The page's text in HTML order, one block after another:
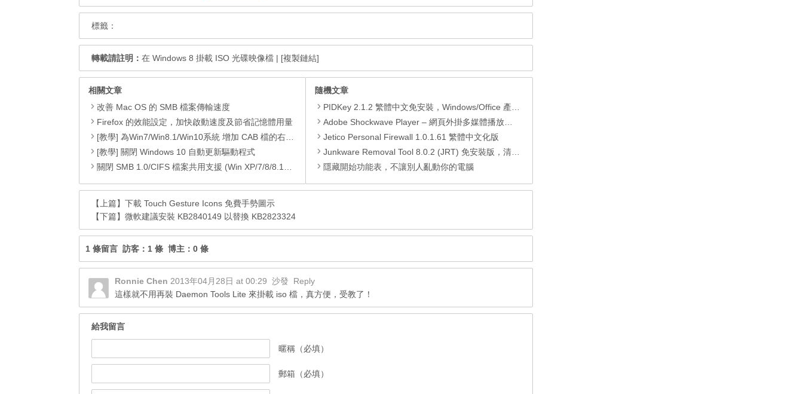
標籤：
轉載請註明： 在 Windows 8 掛載 ISO 光碟映像檔 | [複製鏈結]
相關文章
改善 Mac OS 的 SMB 檔案傳輸速度
Firefox 的效能設定，加快啟動速度及節省記憶體用量
[教學] 為Win7/Win8.1/Win10系統 增加 CAB 檔的右鍵安裝的功能
[教學] 關閉 Windows 10 自動更新驅動程式
關閉 SMB 1.0/CIFS 檔案共用支援 (Win XP/7/8/8.1/10)
隨機文章
PIDKey 2.1.2 繁體中文免安裝，Windows/Office 產品密鑰檢測工具
Adobe Shockwave Player – 網頁外掛多媒體播放程式
Jetico Personal Firewall 1.0.1.61 繁體中文化版
Junkware Removal Tool 8.0.2 (JRT) 免安裝版，清除瀏覽器上方不知名的工具列
隱藏開始功能表，不讓別人亂動你的電腦
【上篇】 下載 Touch Gesture Icons 免費手勢圖示
【下篇】 微軟建議安裝 KB2840149 以替換 KB2823324
1 條留言 訪客：1 條 博主：0 條
Ronnie Chen 2013年04月28日 at 00:29 沙發
Reply
這樣就不用再裝 Daemon Tools Lite 來掛載 iso 檔，真方便，受教了！
給我留言
暱稱（必填）
郵箱（必填）